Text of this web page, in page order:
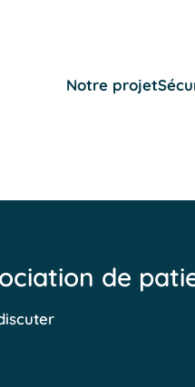
Notre projet
de